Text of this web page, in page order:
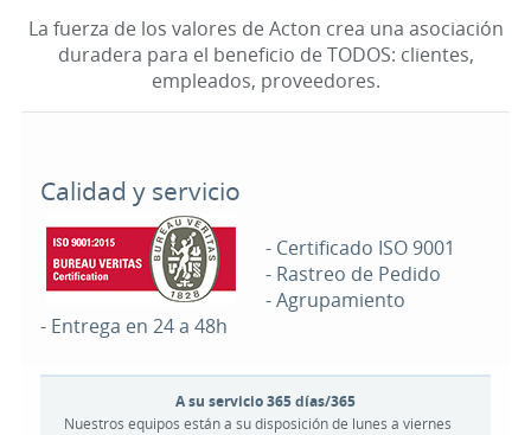
La fuerza de los valores de Acton crea una asociación
duradera para el beneficio de TODOS: clientes,
empleados, proveedores.
Calidad y servicio
- Certificado ISO 9001
- Rastreo de Pedido
- Agrupamiento
- Entrega en 24 a 48h
A su servicio 365 días/365
Nuestros equipos están a su disposición de lunes a viernes